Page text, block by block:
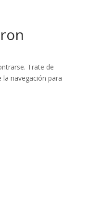
Trate de
navegación para